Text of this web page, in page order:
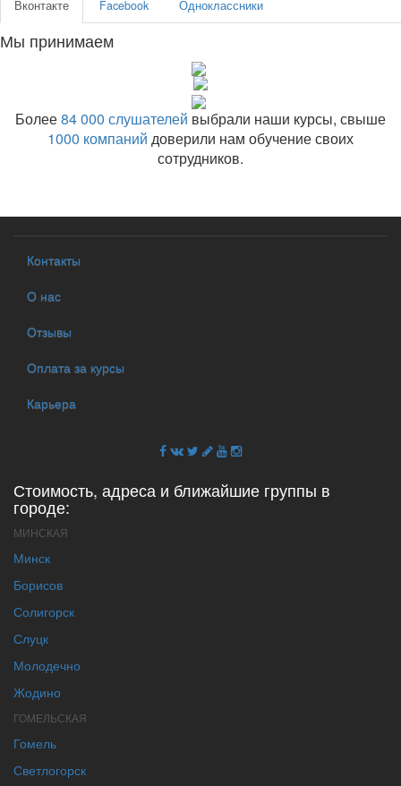
Вконтакте Facebook Одноклассники
Мы принимаем
Более84 000 слушателей выбрали наши курсы, свыше
1000 компаний доверили нам обучение своих
сотрудников.
Контакты
О нас
Отзывы
Оплата за курсы
Карьера
Стоимость, адреса и ближайшие группы в
городе:
МИНСКАЯ
Минск
Борисов
Солигорск
Слуцк
Молодечно
Жодино
ГОМЕЛЬСКАЯ
Гомель
Светлогорск